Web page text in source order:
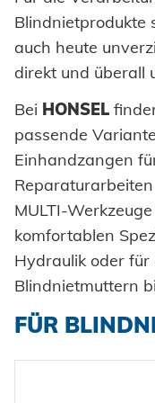
Blindnietprodukte
auch heute
direkt und überall
Bei HONSEL
passende
Einhandzangen
MULTI-
komfortablen
Hydraulik oder
Blindnietmuttern
FÜR